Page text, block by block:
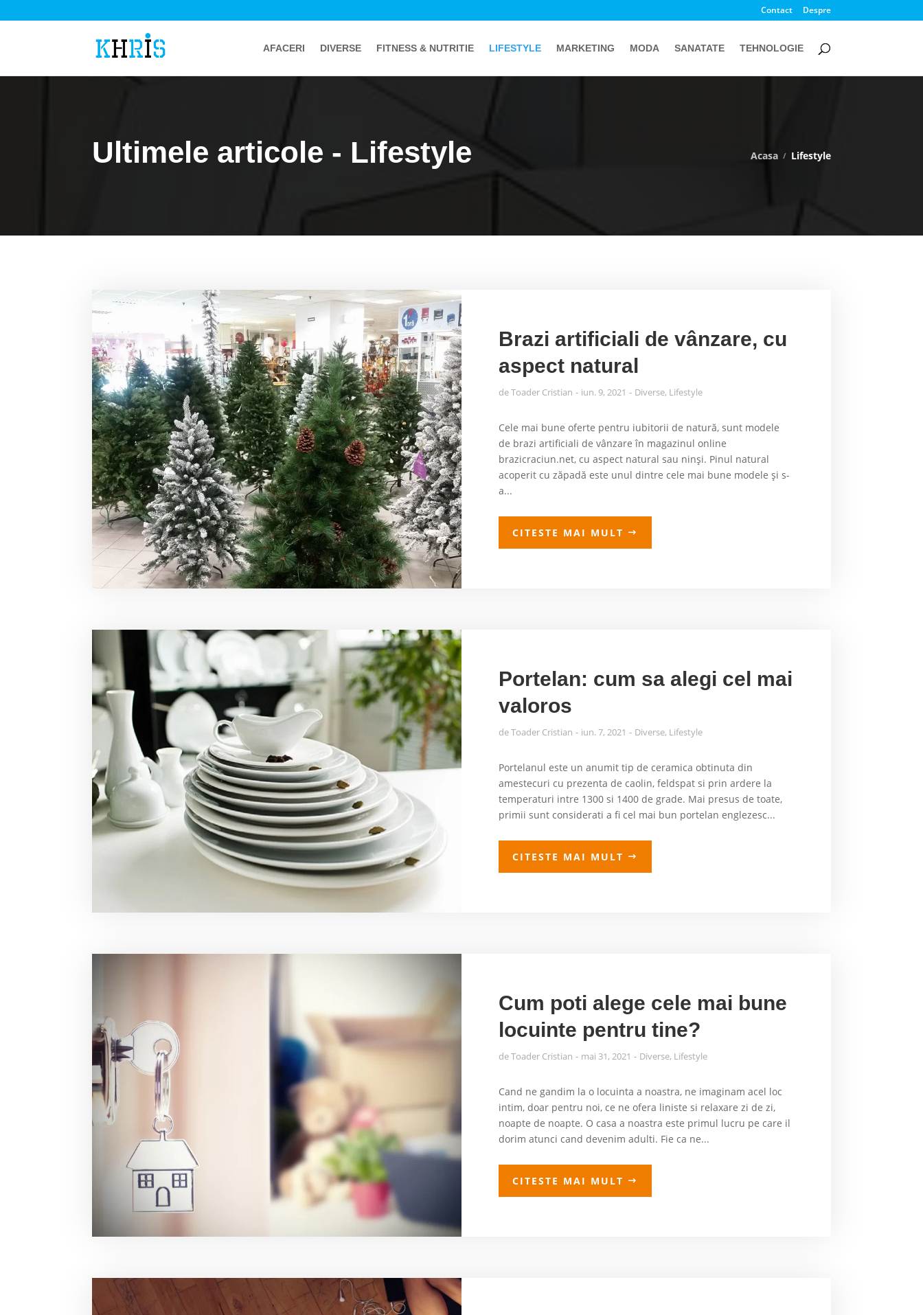
Contact Despre
AFACERI DIVERSE FITNESS & NUTRITIE LIFESTYLE MARKETING MODA SANATATE TEHNOLOGIE
Ultimele articole - Lifestyle Acasa Lifestyle
Brazi artificiali de vânzare, cu
aspect natural
deToader Cristian iun. 9, 2021 Diverse, Lifestyle
Cele mai bune oferte pentru iubitorii de natură, sunt modele
de brazi artificiali de vânzare în magazinul online
brazicraciun.net, cu aspect natural sau ninși. Pinul natural
acoperit cu zăpadă este unul dintre cele mai bune modele și s-
a...
CITESTE MAI MULT
Portelan: cum sa alegi cel mai
valoros
deToader Cristian iun. 7, 2021 Diverse, Lifestyle
Portelanul este un anumit tip de ceramica obtinuta din
amestecuri cu prezenta de caolin, feldspat si prin ardere la
temperaturi intre 1300 si 1400 de grade. Mai presus de toate,
primii sunt considerati a fi cel mai bun portelan englezesc...
CITESTE MAI MULT
Cum poti alege cele mai bune
locuinte pentru tine?
deToader Cristian mai 31, 2021 Diverse, Lifestyle
Cand ne gandim la o locuinta a noastra, ne imaginam acel loc
intim, doar pentru noi, ce ne ofera liniste si relaxare zi de zi,
noapte de noapte. O casa a noastra este primul lucru pe care il
dorim atunci cand devenim adulti. Fie ca ne...
CITESTE MAI MULT